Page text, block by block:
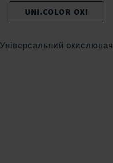
UNI.COLOR OXI
Універсальний окислювач